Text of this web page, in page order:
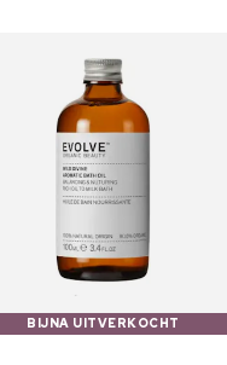
BIJNA UITVERKOCHT